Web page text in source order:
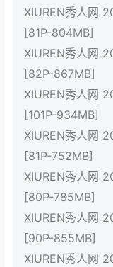
XIUREN秀人网
[81P-804MB]
XIUREN秀人网
[82P-867MB]
XIUREN秀人网
[101P-934MB]
XIUREN秀人网
[81P-752MB]
XIUREN秀人网
[80P-785MB]
XIUREN秀人网
[90P-855MB]
XIUREN秀人网